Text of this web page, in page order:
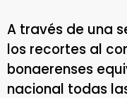
A través de una
los recortes al
bonaerenses
nacional todas